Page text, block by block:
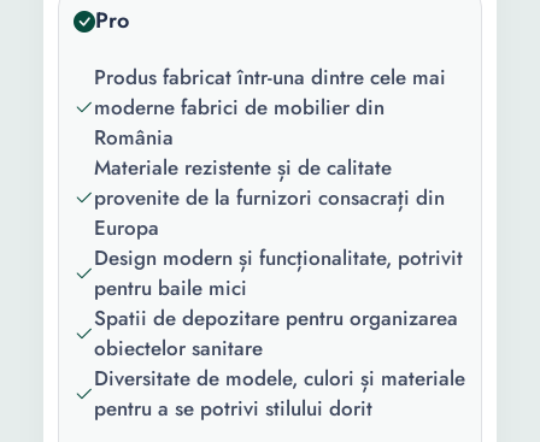
Finisaj:
Culoare:
Alb
Asamblare:
Neasamblat
Continut
pachet:
1 lavoar 1 Mobilier
Potrivit pentru
bai mici:
Da
Inaltime:
52 cm
Lungime:
60.02 cm
Latime:
46 cm
Pro
Produs fabricat într-una dintre cele mai
moderne fabrici de mobilier din
România
Materiale rezistente și de calitate
provenite de la furnizori consacrați din
Europa
Design modern și funcționalitate, potrivit
pentru baile mici
Spatii de depozitare pentru organizarea
obiectelor sanitare
Diversitate de modele, culori și materiale
pentru a se potrivi stilului dorit